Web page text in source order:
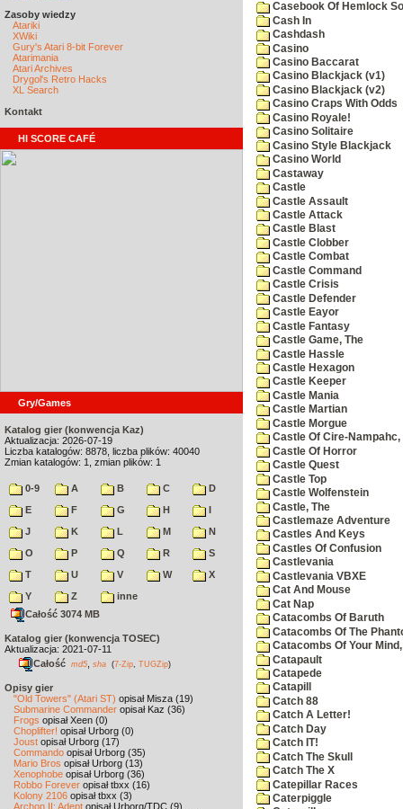
Zasoby wiedzy
Atariki
XWiki
Gury's Atari 8-bit Forever
Atarimania
Atari Archives
Drygol's Retro Hacks
XL Search
Kontakt
HI SCORE CAFÉ
Gry/Games
Katalog gier (konwencja Kaz)
Aktualizacja: 2026-07-19
Liczba katalogów: 8878, liczba plików: 40040
Zmian katalogów: 1, zmian plików: 1
0-9 A B C
D
E
F G H
I
J
K L M
N
O
P Q R
S
T
U V W
X
Y
Z
inne
Całość 3074 MB
Katalog gier (konwencja TOSEC)
Aktualizacja: 2021-07-11
Całość md5 sha (7-Zip TUGZip)
Opisy gier
"Old Towers" (Atari ST) opisał Misza (19)
Submarine Commander opisał Kaz (36)
Frogs opisał Xeen (0)
Choplifter! opisał Urborg (0)
Joust opisał Urborg (17)
Commando opisał Urborg (35)
Mario Bros opisał Urborg (13)
Xenophobe opisał Urborg (36)
Robbo Forever opisał tbxx (16)
Kolony 2106 opisał tbxx (3)
Archon II: Adept opisał Urborg/TDC (9)
Casebook Of Hemlock
Cash In
Cashdash
Casino
Casino Baccarat
Casino Blackjack (v1)
Casino Blackjack (v2)
Casino Craps With Odds
Casino Royale!
Casino Solitaire
Casino Style Blackjack
Casino World
Castaway
Castle
Castle Assault
Castle Attack
Castle Blast
Castle Clobber
Castle Combat
Castle Command
Castle Crisis
Castle Defender
Castle Eayor
Castle Fantasy
Castle Game, The
Castle Hassle
Castle Hexagon
Castle Keeper
Castle Mania
Castle Martian
Castle Morgue
Castle Of Cire-Nampahc,
Castle Of Horror
Castle Quest
Castle Top
Castle Wolfenstein
Castle, The
Castlemaze Adventure
Castles And Keys
Castles Of Confusion
Castlevania
Castlevania VBXE
Cat And Mouse
Cat Nap
Catacombs Of Baruth
Catacombs Of The
Catacombs Of Your
Catapault
Catapede
Catapill
Catch 88
Catch A Letter!
Catch Day
Catch IT!
Catch The Skull
Catch The X
Catepillar Races
Caterpiggle